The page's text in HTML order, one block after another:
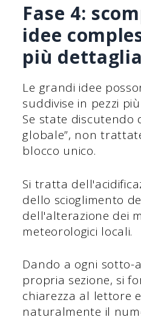
Fase 4:
idee
più
Le grandi idee
suddivise in pezzi
Se state discutendo
globale”, non
blocco unico.
Si tratta
dello scioglimento
dell'alterazione dei
meteorologici locali.
Dando a ogni sotto-
propria sezione, si
chiarezza al lettore
naturalmente il